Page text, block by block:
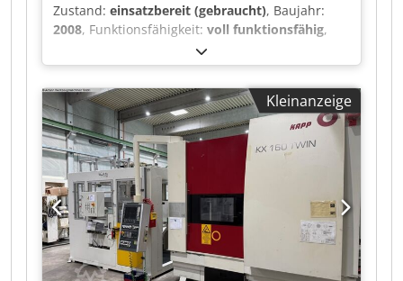
Zustand: einsatzbereit (gebraucht), Baujahr:
2008, Funktionsfähigkeit: voll funktionsfähig,
Werkstückgewicht (max.):
Multigrind CB ist eine universelle
Multifunktionsschleifmaschine, die zur
Schleifbearbeitung von
Verzahnungswerkzeugen, Evolventen Profilen,
Keilwellenprofilen konzipiert wurde und ist
aufgrund ihrer großen Achs Wege von 700 x 410
x 500 Millimetern, ihrer Stabilität, ihrer
Spindelleistung von 30 KW und eines hohen
Vorschubs von 30 Metern pro Minute für
individuelle Schleifaufgaben bestens gerüstet.
Technische Daten Durchmesser: 500 mm
Achswege: X 700, Y 410, Z 500 mm
Kleinanzeige